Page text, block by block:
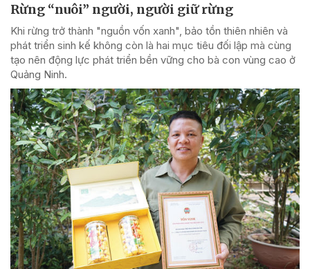
Rừng “nuôi” người, người giữ rừng
Khi rừng trở thành "nguồn vốn xanh", bảo tồn thiên nhiên và
phát triển sinh kế không còn là hai mục tiêu đối lập mà cùng
tạo nên động lực phát triển bền vững cho bà con vùng cao ở
Quảng Ninh.